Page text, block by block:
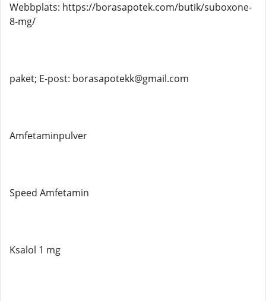
Webbplats: https://borasapotek.com/butik/suboxone-
8-mg/
paket; E-post: borasapotekk@gmail.com
Amfetaminpulver
Speed ​​Amfetamin
Ksalol 1 mg